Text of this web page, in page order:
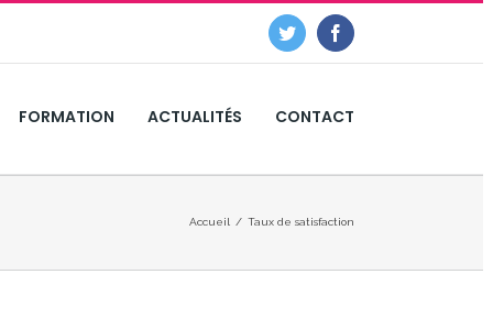
Twitter Facebook
FORMATION ACTUALITÉS CONTACT
Accueil / Taux de satisfaction